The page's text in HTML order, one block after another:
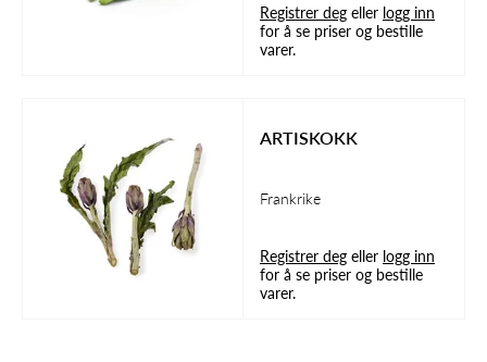
Registrer deg eller logg inn
for å se priser og bestille
varer.
ARTISKOKK
Frankrike
Registrer deg eller logg inn
for å se priser og bestille
varer.